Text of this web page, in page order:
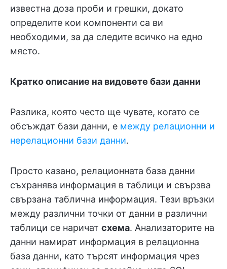
известна доза проби и грешки, докато
определите кои компоненти са ви
необходими, за да следите всичко на едно
място.
Кратко описание на видовете бази данни
Разлика, която често ще чувате, когато се
обсъждат бази данни, е между релационни и
нерелационни бази данни.
Просто казано, релационната база данни
съхранява информация в таблици и свързва
свързана таблична информация. Тези връзки
между различни точки от данни в различни
таблици се наричат схема. Анализаторите на
данни намират информация в релационна
база данни, като търсят информация чрез